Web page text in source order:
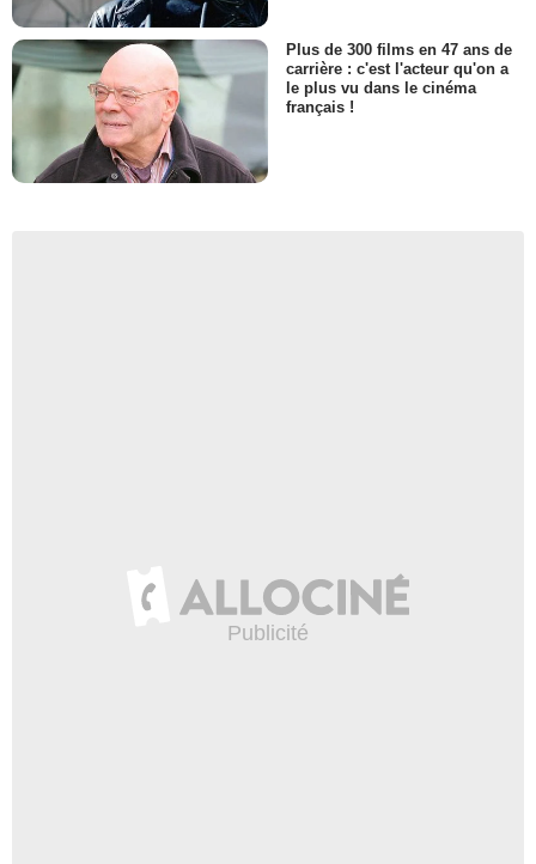
Plus de 300 films en 47 ans de
carrière : c'est l'acteur qu'on a
le plus vu dans le cinéma
français !